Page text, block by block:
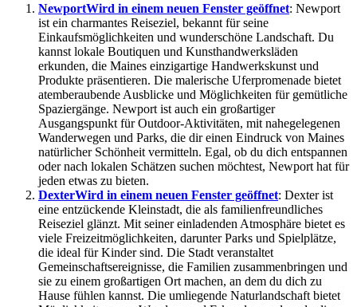
NewportWird in einem neuen Fenster geöffnet: Newport
ist ein charmantes Reiseziel, bekannt für seine
Einkaufsmöglichkeiten und wunderschöne Landschaft. Du
kannst lokale Boutiquen und Kunsthandwerksläden
erkunden, die Maines einzigartige Handwerkskunst und
Produkte präsentieren. Die malerische Uferpromenade bietet
atemberaubende Ausblicke und Möglichkeiten für gemütliche
Spaziergänge. Newport ist auch ein großartiger
Ausgangspunkt für Outdoor-Aktivitäten, mit nahegelegenen
Wanderwegen und Parks, die dir einen Eindruck von Maines
natürlicher Schönheit vermitteln. Egal, ob du dich entspannen
oder nach lokalen Schätzen suchen möchtest, Newport hat für
jeden etwas zu bieten.
DexterWird in einem neuen Fenster geöffnet: Dexter ist
eine entzückende Kleinstadt, die als familienfreundliches
Reiseziel glänzt. Mit seiner einladenden Atmosphäre bietet es
viele Freizeitmöglichkeiten, darunter Parks und Spielplätze,
die ideal für Kinder sind. Die Stadt veranstaltet
Gemeinschaftsereignisse, die Familien zusammenbringen und
sie zu einem großartigen Ort machen, an dem du dich zu
Hause fühlen kannst. Die umliegende Naturlandschaft bietet